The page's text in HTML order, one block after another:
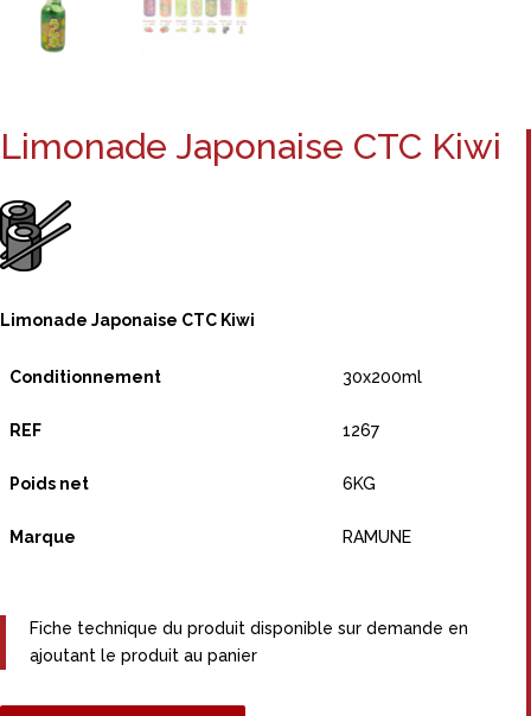
Limonade Japonaise CTC Kiwi
Limonade Japonaise CTC Kiwi
Conditionnement 30x200ml
REF 1267
Poids net 6KG
Marque RAMUNE
Fiche technique du produit disponible sur demande en
ajoutant le produit au panier